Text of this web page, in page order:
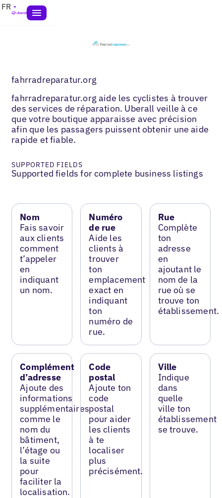
FR
fahrradreparatur.org
fahrradreparatur.org aide les cyclistes à trouver
des services de réparation. Uberall veille à ce
que votre boutique apparaisse avec précision
afin que les passagers puissent obtenir une aide
rapide et fiable.
SUPPORTED FIELDS
Supported fields for complete business listings
Nom
Fais savoir
aux clients
comment
t’appeler
en
indiquant
un nom.
Numéro
de rue
Aide les
clients à
trouver
ton
emplacement
exact en
indiquant
ton
numéro de
rue.
Rue
Complète
ton
adresse
en
ajoutant le
nom de la
rue où se
trouve ton
établissement.
Complément
d’adresse
Ajoute des
informations
supplémentaires
comme le
nom du
bâtiment,
l’étage ou
la suite
pour
faciliter la
localisation.
Code
postal
Ajoute ton
code
postal
pour aider
les clients
à te
localiser
plus
précisément.
Ville
Indique
dans
quelle
ville ton
établissement
se trouve.